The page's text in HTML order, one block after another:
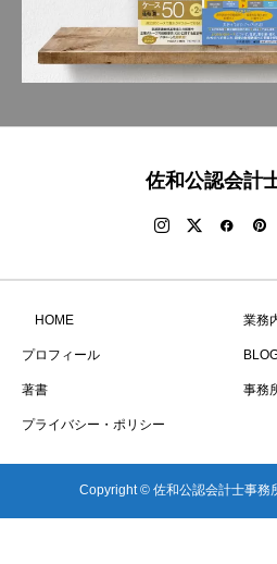
佐和公認会計
HOME 業務
プロフィール
著書 事務
プライバシー・ポリシー
Copyright © 佐和公認会計士事務